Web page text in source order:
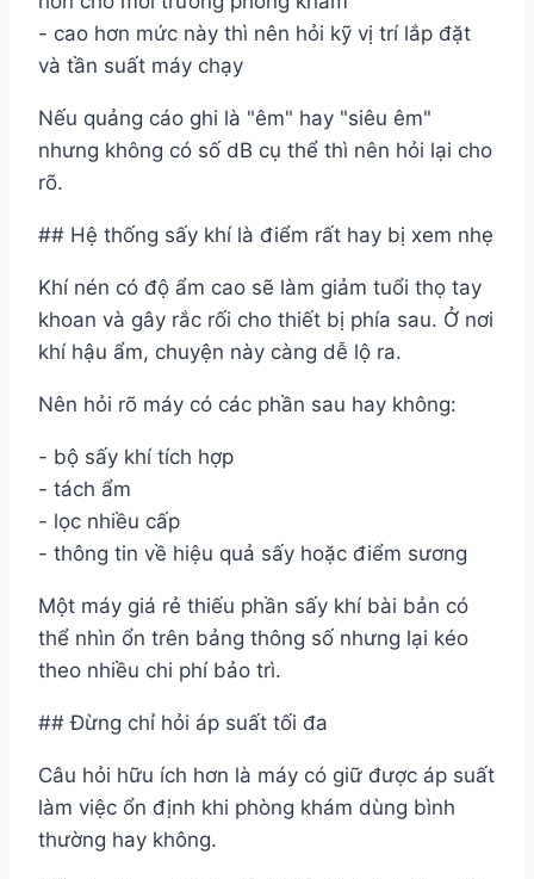
- cao hơn mức này thì nên hỏi kỹ vị trí lắp đặt
và tần suất máy chạy
Nếu quảng cáo ghi là "êm" hay "siêu êm"
nhưng không có số dB cụ thể thì nên hỏi lại cho
rõ.
## Hệ thống sấy khí là điểm rất hay bị xem nhẹ
Khí nén có độ ẩm cao sẽ làm giảm tuổi thọ tay
khoan và gây rắc rối cho thiết bị phía sau. Ở nơi
khí hậu ẩm, chuyện này càng dễ lộ ra.
Nên hỏi rõ máy có các phần sau hay không:
- bộ sấy khí tích hợp
- tách ẩm
- lọc nhiều cấp
- thông tin về hiệu quả sấy hoặc điểm sương
Một máy giá rẻ thiếu phần sấy khí bài bản có
thể nhìn ổn trên bảng thông số nhưng lại kéo
theo nhiều chi phí bảo trì.
## Đừng chỉ hỏi áp suất tối đa
Câu hỏi hữu ích hơn là máy có giữ được áp suất
làm việc ổn định khi phòng khám dùng bình
thường hay không.